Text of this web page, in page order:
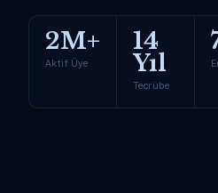
2M+
Aktif Üye
14
Yıl
Tecrübe